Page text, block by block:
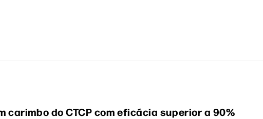
carimbo do CTCP com eficácia superior a 90%